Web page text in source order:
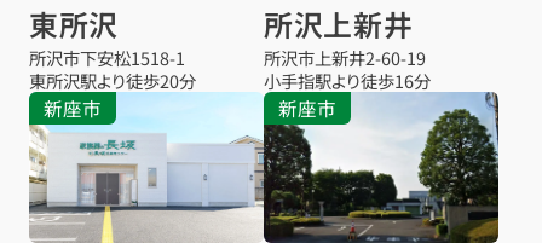
東所沢
所沢市下安松1518-1
東所沢駅より徒歩20分
所沢上新井
所沢市上新井2-60-19
小手指駅より徒歩16分
新座市 新座市